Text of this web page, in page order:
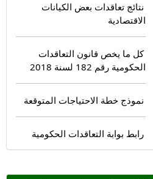
نتائج تعاقدات بعض الكيانات
الاقتصادية
كل ما يخص قانون التعاقدات
الحكومية رقم 182 لسنة 2018
نموذج خطة الاحتياجات المتوقعة
رابط بوابة التعاقدات الحكومية